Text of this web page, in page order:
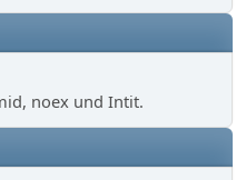
noex und Intit.